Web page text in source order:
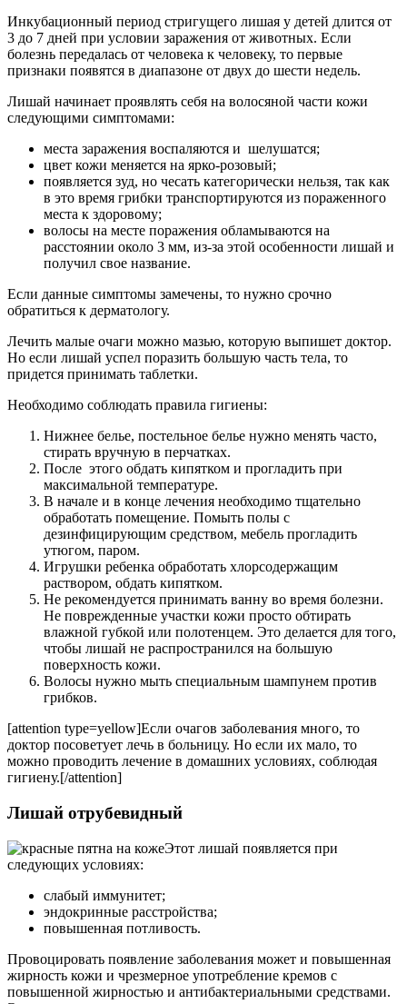
Инкубационный период стригущего лишая у детей длится от
3 до 7 дней при условии заражения от животных. Если
болезнь передалась от человека к человеку, то первые
признаки появятся в диапазоне от двух до шести недель.
Лишай начинает проявлять себя на волосяной части кожи
следующими симптомами:
места заражения воспаляются и шелушатся;
цвет кожи меняется на ярко-розовый;
появляется зуд, но чесать категорически нельзя, так как
в это время грибки транспортируются из пораженного
места к здоровому;
волосы на месте поражения обламываются на
расстоянии около 3 мм, из-за этой особенности лишай и
получил свое название.
Если данные симптомы замечены, то нужно срочно
обратиться к дерматологу.
Лечить малые очаги можно мазью, которую выпишет доктор.
Но если лишай успел поразить большую часть тела, то
придется принимать таблетки.
Необходимо соблюдать правила гигиены:
Нижнее белье, постельное белье нужно менять часто,
стирать вручную в перчатках.
После этого обдать кипятком и прогладить при
максимальной температуре.
В начале и в конце лечения необходимо тщательно
обработать помещение. Помыть полы с
дезинфицирующим средством, мебель прогладить
утюгом, паром.
Игрушки ребенка обработать хлорсодержащим
раствором, обдать кипятком.
Не рекомендуется принимать ванну во время болезни.
Не поврежденные участки кожи просто обтирать
влажной губкой или полотенцем. Это делается для того,
чтобы лишай не распространился на большую
поверхность кожи.
Волосы нужно мыть специальным шампунем против
грибков.
[attention type=yellow]Если очагов заболевания много, то
доктор посоветует лечь в больницу. Но если их мало, то
можно проводить лечение в домашних условиях, соблюдая
гигиену.[/attention]
Лишай отрубевидный
Этот лишай появляется при
следующих условиях:
слабый иммунитет;
эндокринные расстройства;
повышенная потливость.
Провоцировать появление заболевания может и повышенная
жирность кожи и чрезмерное употребление кремов с
повышенной жирностью и антибактериальными средствами.